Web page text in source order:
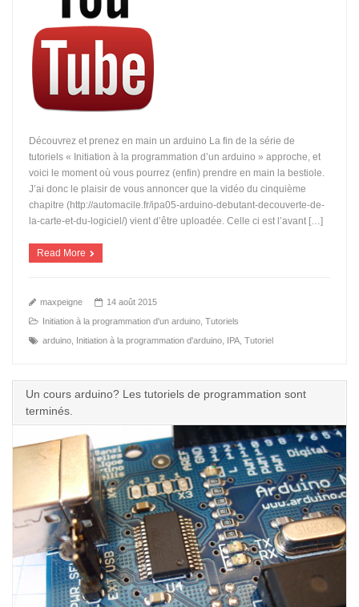
Découvrez et prenez en main un arduino La fin de la série de
tutoriels « Initiation à la programmation d’un arduino » approche, et
voici le moment où vous pourrez (enfin) prendre en main la bestiole.
J’ai donc le plaisir de vous annoncer que la vidéo du cinquième
chapitre (http://automacile.fr/ipa05-arduino-debutant-decouverte-de-
la-carte-et-du-logiciel/) vient d’être uploadée. Celle ci est l’avant […]
Read More
maxpeigne
14 août 2015
Initiation à la programmation d'un arduino ,Tutoriels
arduino
Initiation à la programmation d'arduino IPA ,Tutoriel
Un cours arduino? Les tutoriels de programmation sont
terminés.